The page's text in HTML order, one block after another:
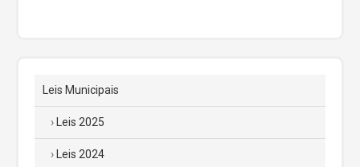
Leis Municipais
Leis 2025
Leis 2024